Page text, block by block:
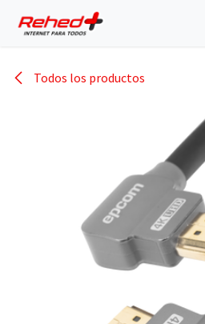
Todos los productos